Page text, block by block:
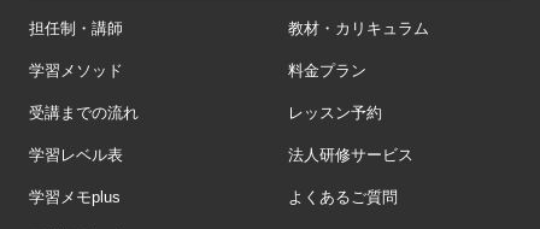
担任制・講師 教材・カリキュラム
学習メソッド 料金プラン
受講までの流れ レッスン予約
学習レベル表 法人研修サービス
学習メモplus よくあるご質問